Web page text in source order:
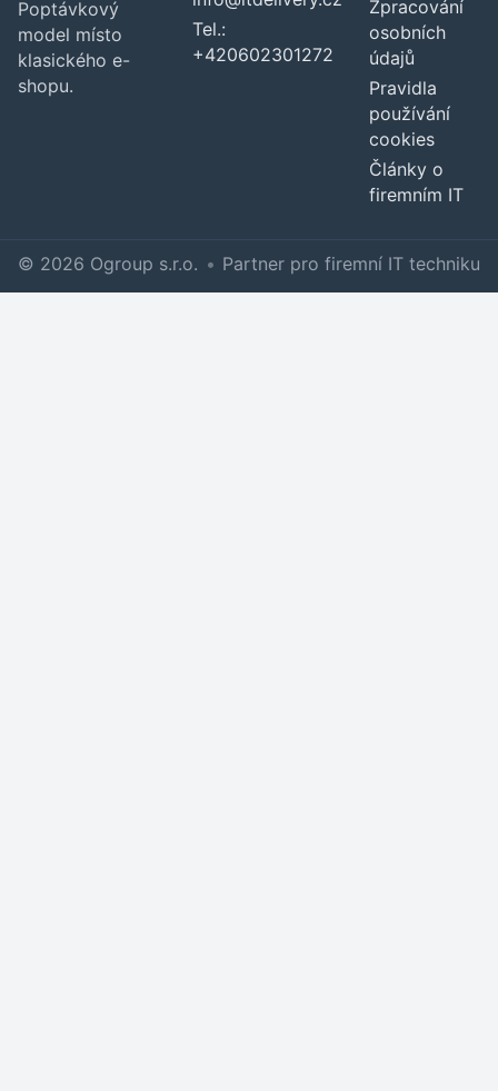
Poptávkový
model místo
klasického e-
shopu.
Tel.:
+420602301272
Zpracování
osobních
údajů
Pravidla
používání
cookies
Články o
firemním IT
© 2026 Ogroup s.r.o. • Partner pro firemní IT techniku